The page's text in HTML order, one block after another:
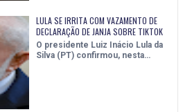
LULA SE IRRITA COM VAZAMENTO DE
DECLARAÇÃO DE JANJA SOBRE TIKTOK
O presidente Luiz Inácio Lula da
Silva (PT) confirmou, nesta…